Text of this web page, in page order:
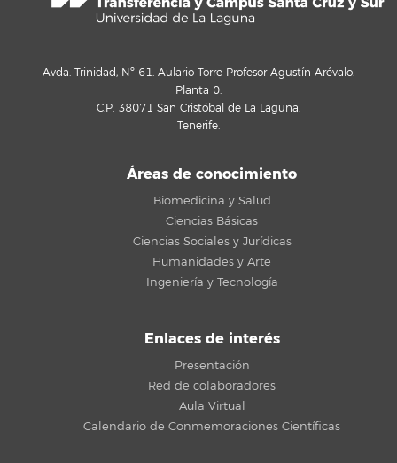
Avda. Trinidad, Nº 61. Aulario Torre Profesor Agustín Arévalo.
Planta 0.
C.P. 38071 San Cristóbal de La Laguna.
Tenerife.
Áreas de conocimiento
Biomedicina y Salud
Ciencias Básicas
Ciencias Sociales y Jurídicas
Humanidades y Arte
Ingeniería y Tecnología
Enlaces de interés
Presentación
Red de colaboradores
Aula Virtual
Calendario de Conmemoraciones Científicas